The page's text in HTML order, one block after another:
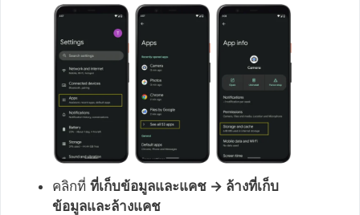
คลิกที่ ที่เก็บข้อมูลและแคช → ล้างที่เก็บ
ข้อมูลและล้างแคช